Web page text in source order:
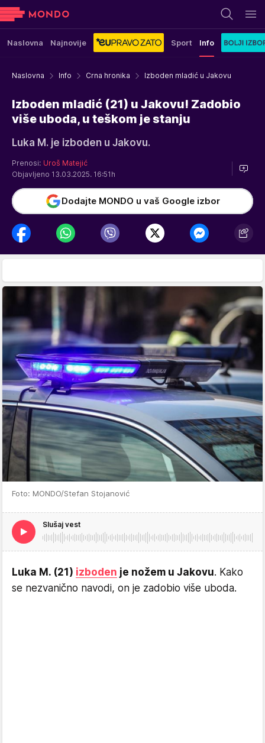
Naslovna Najnovije Sport Info
Naslovna Info Crna hronika Izboden mladić u Jakovu
Izboden mladić (21) u Jakovu! Zadobio
više uboda, u teškom je stanju
Luka M. je izboden u Jakovu.
Prenosi: Uroš Matejić
Objavljeno 13.03.2025. 16:51h
Dodajte MONDO u vaš Google izbor
Foto: MONDO/Stefan Stojanović
Slušaj vest
Luka M. (21) izboden je nožem u Jakovu. Kako
se nezvanično navodi, on je zadobio više uboda.